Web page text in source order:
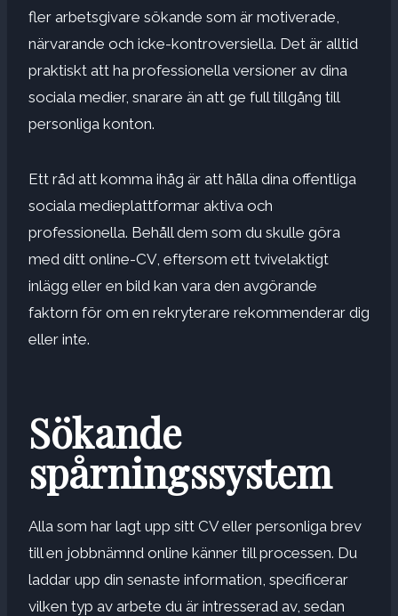
fler arbetsgivare sökande som är motiverade,
närvarande och icke-kontroversiella. Det är alltid
praktiskt att ha professionella versioner av dina
sociala medier, snarare än att ge full tillgång till
personliga konton.
Ett råd att komma ihåg är att hålla dina offentliga
sociala medieplattformar aktiva och
professionella. Behåll dem som du skulle göra
med ditt online-CV, eftersom ett tvivelaktigt
inlägg eller en bild kan vara den avgörande
faktorn för om en rekryterare rekommenderar dig
eller inte.
Sökande
spårningssystem
Alla som har lagt upp sitt CV eller personliga brev
till en jobbnämnd online känner till processen. Du
laddar upp din senaste information, specificerar
vilken typ av arbete du är intresserad av, sedan